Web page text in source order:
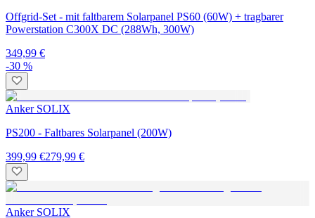
Offgrid-Set - mit faltbarem Solarpanel PS60 (60W) + tragbarer
Powerstation C300X DC (288Wh, 300W)
349,99 €
-30 %
Anker SOLIX
PS200 - Faltbares Solarpanel (200W)
399,99 €279,99 €
Anker SOLIX